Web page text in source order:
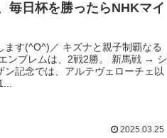
毎日杯を勝ったらNHKマイ
ます(^O^)／ キズナと親子制覇なる
ンブレムは、2戦2勝。 新馬戦 → シ
ン記念では、アルテヴェローチェ以
2025.03.25